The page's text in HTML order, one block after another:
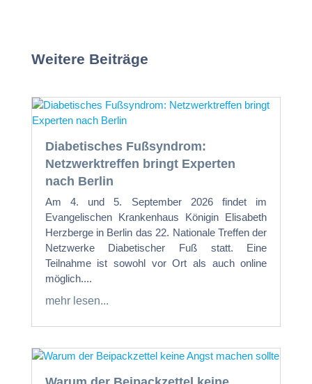
Weitere Beiträge
Diabetisches Fußsyndrom:
Netzwerktreffen bringt Experten
nach Berlin
Am 4. und 5. September 2026 findet im
Evangelischen Krankenhaus Königin Elisabeth
Herzberge in Berlin das 22. Nationale Treffen der
Netzwerke Diabetischer Fuß statt. Eine
Teilnahme ist sowohl vor Ort als auch online
möglich....
mehr lesen...